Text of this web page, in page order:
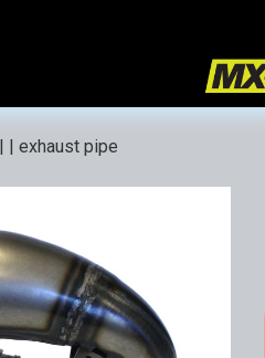
Terms and Conditions
| exhaust pipe